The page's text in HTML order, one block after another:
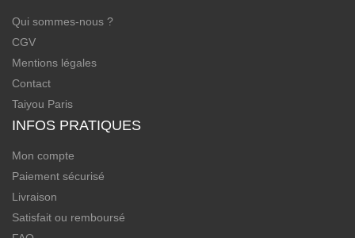
Qui sommes-nous ?
CGV
Mentions légales
Contact
Taiyou Paris
INFOS PRATIQUES
Mon compte
Paiement sécurisé
Livraison
Satisfait ou remboursé